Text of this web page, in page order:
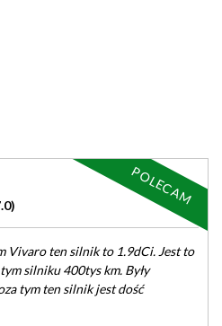
Vivaro ten silnik to 1.9dCi. Jest to
silniku 400tys km. Były
tym ten silnik jest dość
POLECAM